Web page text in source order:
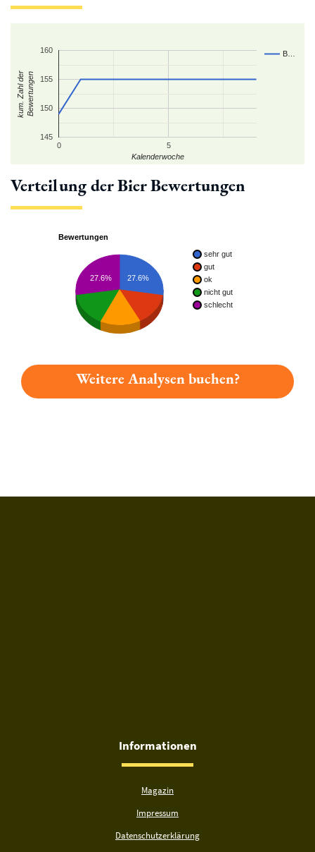
B…
0 5
145
150
155
160
Kalenderwoche
kum. Zahl derBewertungen
Verteilung der Bier Bewertungen
Bewertungen
sehr gut
gut
ok
nicht gut
schlecht
27.6%
27.6%
Weitere Analysen buchen?
Informationen
Magazin
Impressum
Datenschutzerklärung